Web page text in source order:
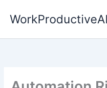
WorkProductiveAI